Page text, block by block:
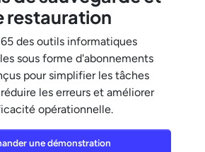
restauration
des outils informatiques
sous forme d'abonnements
pour simplifier les tâches
les erreurs et améliorer
opérationnelle.
une démonstration